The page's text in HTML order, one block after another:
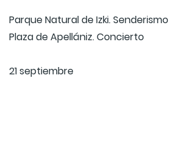
Parque Natural de Izki. Senderismo
Plaza de Apellániz. Concierto
21 septiembre